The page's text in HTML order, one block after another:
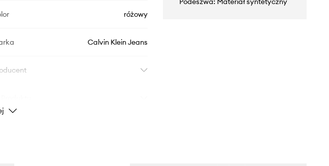
różowy
Calvin Klein Jeans